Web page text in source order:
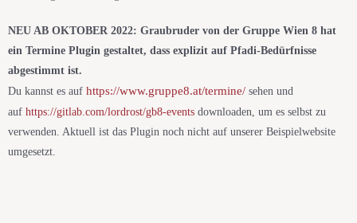
NEU AB OKTOBER 2022: Graubruder von der Gruppe Wien 8 hat
ein Termine Plugin gestaltet, dass explizit auf Pfadi-Bedürfnisse
abgestimmt ist.
Du kannst es auf https://www.gruppe8.at/termine/ sehen und
auf https://gitlab.com/lordrost/gb8-events downloaden, um es selbst zu
verwenden. Aktuell ist das Plugin noch nicht auf unserer Beispielwebsite
umgesetzt.